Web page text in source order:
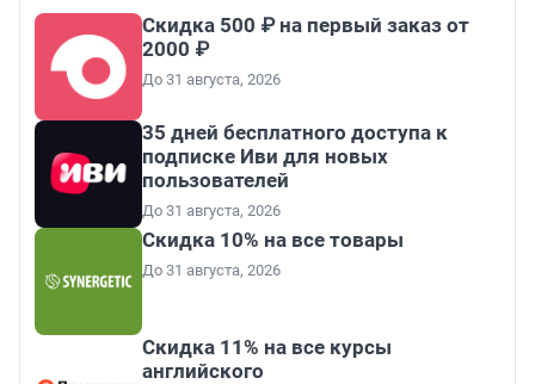
Скидка 500 ₽ на первый заказ от
2000 ₽
До 31 августа, 2026
35 дней бесплатного доступа к
подписке Иви для новых
пользователей
До 31 августа, 2026
Скидка 10% на все товары
До 31 августа, 2026
Скидка 11% на все курсы
английского